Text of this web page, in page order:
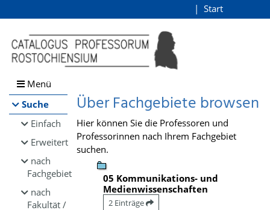
Browsen
direkt zum Inhalt
Start
Menü
Suche
Einfach
Erweitert
nach
Fachgebiet
nach
Fakultät /
Über Fachgebiete browsen
Hier können Sie die Professoren und
Professorinnen nach Ihrem Fachgebiet
suchen.
05 Kommunikations- und
Medienwissenschaften
2 Einträge